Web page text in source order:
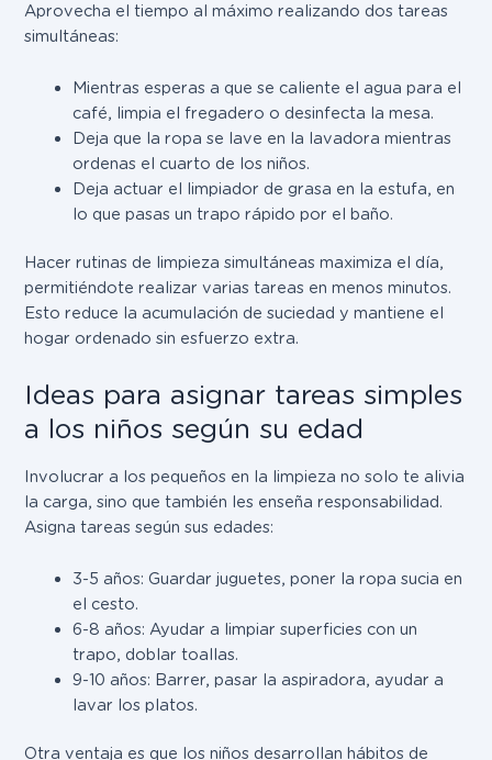
Aprovecha el tiempo al máximo realizando dos tareas
simultáneas:
Mientras esperas a que se caliente el agua para el
café, limpia el fregadero o desinfecta la mesa.
Deja que la ropa se lave en la lavadora mientras
ordenas el cuarto de los niños.
Deja actuar el limpiador de grasa en la estufa, en
lo que pasas un trapo rápido por el baño.
Hacer rutinas de limpieza simultáneas maximiza el día,
permitiéndote realizar varias tareas en menos minutos.
Esto reduce la acumulación de suciedad y mantiene el
hogar ordenado sin esfuerzo extra.
Ideas para asignar tareas simples
a los niños según su edad
Involucrar a los pequeños en la limpieza no solo te alivia
la carga, sino que también les enseña responsabilidad.
Asigna tareas según sus edades:
3-5 años: Guardar juguetes, poner la ropa sucia en
el cesto.
6-8 años: Ayudar a limpiar superficies con un
trapo, doblar toallas.
9-10 años: Barrer, pasar la aspiradora, ayudar a
lavar los platos.
Otra ventaja es que los niños desarrollan hábitos de